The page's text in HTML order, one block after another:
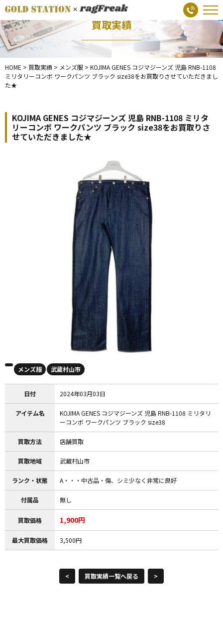
買取実績
HOME > 買取実績 > メンズ服 > KOJIMA GENES コジマジーンズ 児島 RNB-1108
ミリタリーコンボ ワークパンツ ブラック size38をお買取りさせていただきまし
た★
KOJIMA GENES コジマジーンズ 児島 RNB-1108 ミリタ
リーコンボ ワークパンツ ブラック size38をお買取りさ
せていただきました★
メンズ服 武蔵村山市
日付 2024年03月03日
アイテム名
KOJIMA GENES コジマジーンズ 児島 RNB-1108 ミリタリ
ーコンボ ワークパンツ ブラック size38
買取方法 店舗買取
買取地域 武蔵村山市
ランク・状態 A・・・中古品・傷、シミ少なく非常に良好
付属品 無し
買取価格 1,900円
最大買取価格 3,500円
< 買取実績一覧へ戻る >